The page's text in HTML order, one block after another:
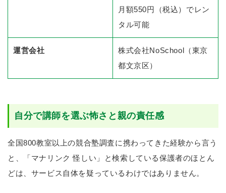
月額550円（税込）でレン
タル可能
運営会社
株式会社NoSchool（東京
都文京区）
自分で講師を選ぶ怖さと親の責任感
全国800教室以上の競合塾調査に携わってきた経験から言う
と、「マナリンク 怪しい」と検索している保護者のほとん
どは、サービス自体を疑っているわけではありません。